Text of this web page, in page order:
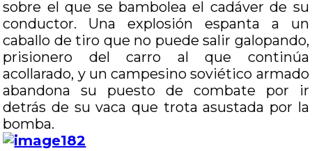
sobre el que se bambolea el cadáver de su
conductor. Una explosión espanta a un
caballo de tiro que no puede salir galopando,
prisionero del carro al que continúa
acollarado, y un campesino soviético armado
abandona su puesto de combate por ir
detrás de su vaca que trota asustada por la
bomba.